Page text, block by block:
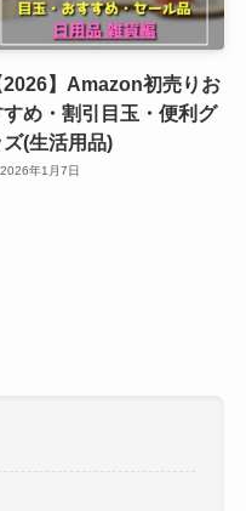
2026】Amazon初売りお
すめ・割引目玉・便利グ
ズ(生活用品)
2026年1月7日